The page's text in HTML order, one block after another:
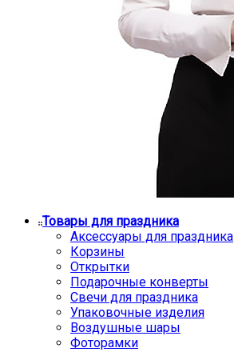
Товары для праздника
Аксессуары для праздника
Корзины
Открытки
Подарочные конверты
Свечи для праздника
Упаковочные изделия
Воздушные шары
Фоторамки